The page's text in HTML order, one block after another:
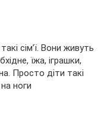
сім’ї. Вони живуть
їжа, іграшки,
Просто діти такі
ноги